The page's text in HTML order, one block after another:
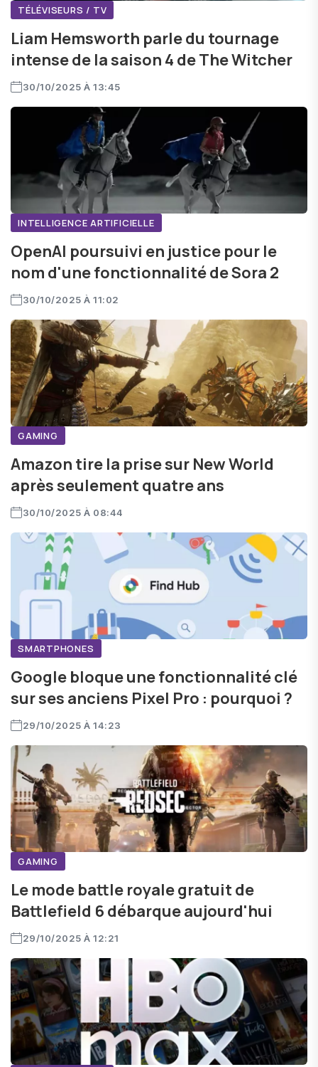
TÉLÉVISEURS / TV
Liam Hemsworth parle du tournage
intense de la saison 4 de The Witcher
30/10/2025 À 13:45
INTELLIGENCE ARTIFICIELLE
OpenAI poursuivi en justice pour le
nom d'une fonctionnalité de Sora 2
30/10/2025 À 11:02
GAMING
Amazon tire la prise sur New World
après seulement quatre ans
30/10/2025 À 08:44
SMARTPHONES
Google bloque une fonctionnalité clé
sur ses anciens Pixel Pro : pourquoi ?
29/10/2025 À 14:23
GAMING
Le mode battle royale gratuit de
Battlefield 6 débarque aujourd'hui
29/10/2025 À 12:21